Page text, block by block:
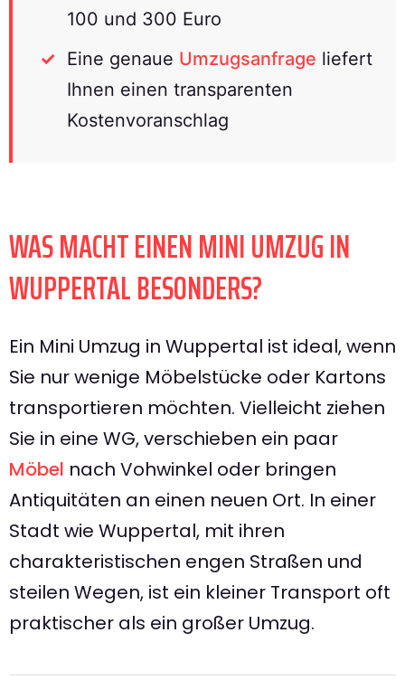
100 und 300 Euro
Eine genaue Umzugsanfrage liefert
Ihnen einen transparenten
Kostenvoranschlag
WAS MACHT EINEN MINI UMZUG IN
WUPPERTAL BESONDERS?
Ein Mini Umzug in Wuppertal ist ideal, wenn
Sie nur wenige Möbelstücke oder Kartons
transportieren möchten. Vielleicht ziehen
Sie in eine WG, verschieben ein paar
Möbel nach Vohwinkel oder bringen
Antiquitäten an einen neuen Ort. In einer
Stadt wie Wuppertal, mit ihren
charakteristischen engen Straßen und
steilen Wegen, ist ein kleiner Transport oft
praktischer als ein großer Umzug.